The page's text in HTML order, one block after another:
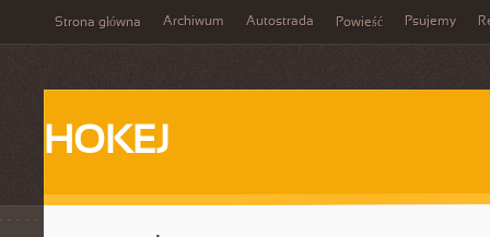
Strona główna Archiwum Autostrada Powieść Psujemy
HOKEJ